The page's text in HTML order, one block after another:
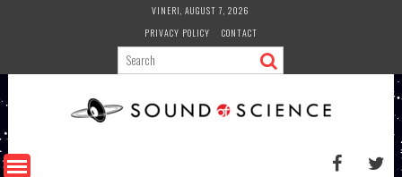
VINERI, AUGUST 7, 2026
PRIVACY POLICY
CONTACT